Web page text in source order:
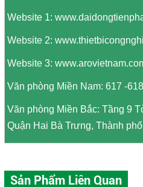
Website 1:
Website 2:
Website 3:
Văn phòng Miền Nam: 617 -
Văn phòng Miền Bắc: Tầng 9
Quận Hai Bà Trưng, Thành
Sản Phẩm Liên Quan